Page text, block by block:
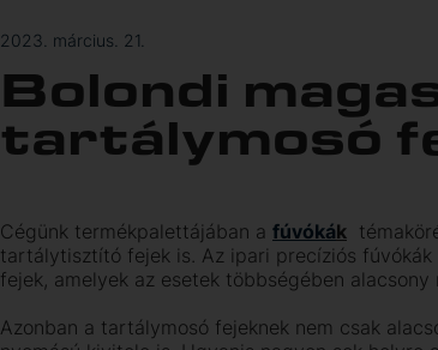
2023. március. 21.
Bolondi
tartálymosó
Cégünk termékpalettájában a fúvókák
tartálytisztító fejek is. Az ipari precíziós
fejek, amelyek az esetek többségében
Azonban a tartálymosó fejeknek nem csak